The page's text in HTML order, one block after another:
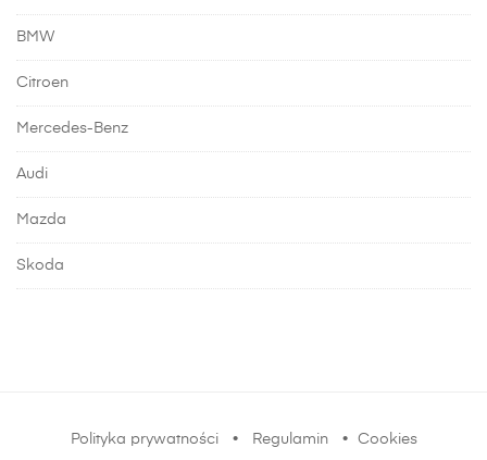
BMW
Citroen
Mercedes-Benz
Audi
Mazda
Skoda
Polityka prywatności• Regulamin• Cookies